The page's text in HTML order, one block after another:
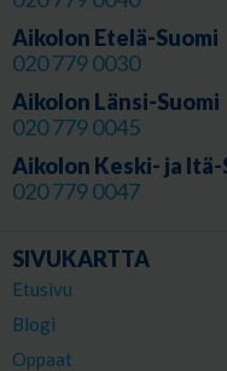
Aikolon Etelä-Suomi
020 779 0030
Aikolon Länsi-Suomi
020 779 0045
Aikolon Keski- ja Itä-
020 779 0047
SIVUKARTTA
Etusivu
Blogi
Oppaat